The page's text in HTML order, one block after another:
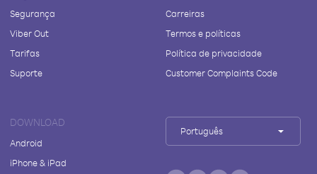
Segurança
Viber Out
Tarifas
Suporte
Carreiras
Termos e políticas
Política de privacidade
Customer Complaints Code
DOWNLOAD
Android
iPhone & iPad
Português